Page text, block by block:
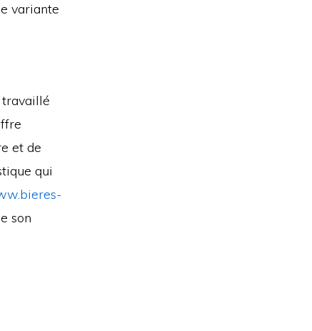
variante
et de
qui
son